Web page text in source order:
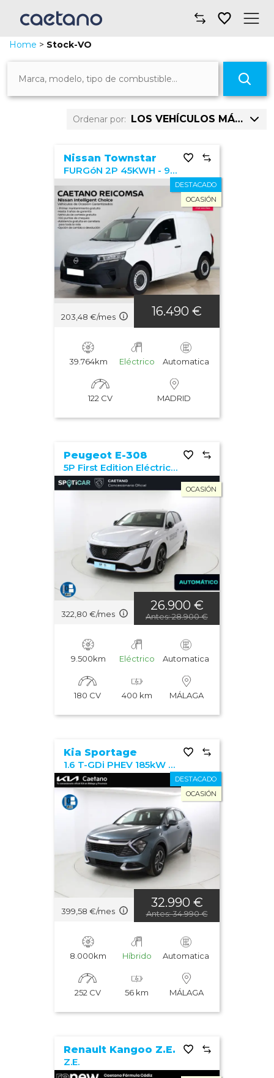
Taller y mantenimiento
Financiación y seguros
Sobre nosotros
Noticias
Dónde encontrarnos
Home > Stock-VO
2145 coches encontrados
Guardar búsqueda
Ordenar por: LOS VEHÍCULOS MÁS VISTOS
Precio: mayor a menor
Precio: menor a mayor
Km: mayor a menor
Km: menor a mayor
Año: mayor a menor
Año: menor a mayor
Potencia: menor a mayor
Los vehículos más vistos
Nissan Townstar
FURGóN 2P 45KWH - 90KW (122CV) L1 E6D-FULL
DESTACADO
OCASIÓN
203,48 €/mes 16.490 €
39.764km Eléctrico Automatica
122 CV MADRID
Peugeot E-308
5P First Edition Eléctrico 115kW (156CV)
OCASIÓN
322,80 €/mes
26.900 €
Antes: 28.900 €
9.500km Eléctrico Automatica
180 CV 400 km MÁLAGA
Kia Sportage
1.6 T-GDi PHEV 185kW Drive 17" 4x4
DESTACADO
OCASIÓN
399,58 €/mes
32.990 €
Antes: 34.990 €
8.000km Híbrido Automatica
252 CV 56 km MÁLAGA
Renault Kangoo Z.E.
Z.E.